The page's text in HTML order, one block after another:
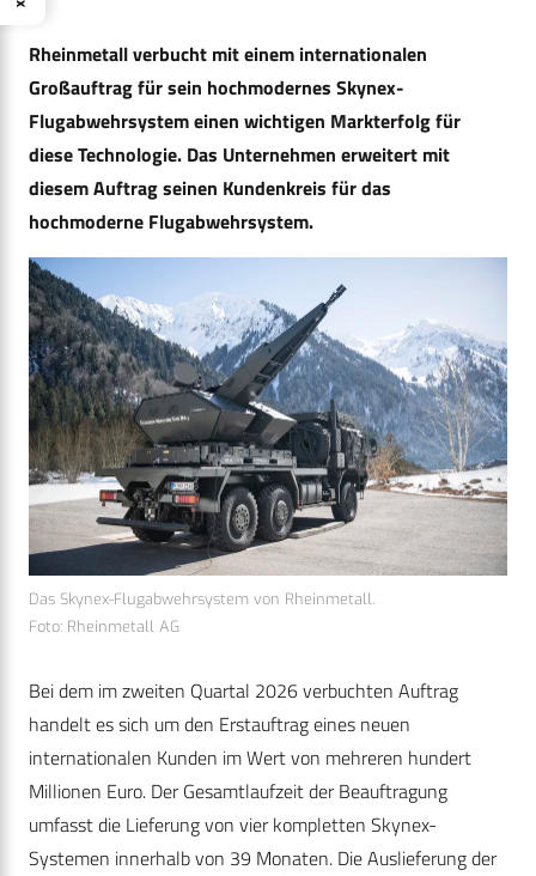
Rheinmetall verbucht mit einem internationalen
Großauftrag für sein hochmodernes Skynex-
Flugabwehrsystem einen wichtigen Markterfolg für
diese Technologie. Das Unternehmen erweitert mit
diesem Auftrag seinen Kundenkreis für das
hochmoderne Flugabwehrsystem.
Das Skynex-Flugabwehrsystem von Rheinmetall.
Foto: Rheinmetall AG
Bei dem im zweiten Quartal 2026 verbuchten Auftrag
handelt es sich um den Erstauftrag eines neuen
internationalen Kunden im Wert von mehreren hundert
Millionen Euro. Der Gesamtlaufzeit der Beauftragung
umfasst die Lieferung von vier kompletten Skynex-
Systemen innerhalb von 39 Monaten. Die Auslieferung der